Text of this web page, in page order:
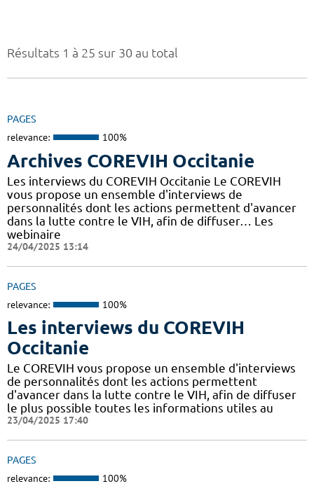
Résultats 1 à 25 sur 30 au total
PAGES
relevance: 100%
Archives COREVIH Occitanie
Les interviews du COREVIH Occitanie Le COREVIH
vous propose un ensemble d'interviews de
personnalités dont les actions permettent d'avancer
dans la lutte contre le VIH, afin de diffuser… Les
webinaire
24/04/2025 13:14
PAGES
relevance: 100%
Les interviews du COREVIH
Occitanie
Le COREVIH vous propose un ensemble d'interviews
de personnalités dont les actions permettent
d'avancer dans la lutte contre le VIH, afin de diffuser
le plus possible toutes les informations utiles au
23/04/2025 17:40
PAGES
relevance: 100%